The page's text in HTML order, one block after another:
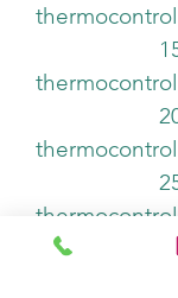
thermocontrol